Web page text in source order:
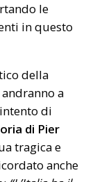
le
in questo
della
a
di
di Pier
tragica e
anche